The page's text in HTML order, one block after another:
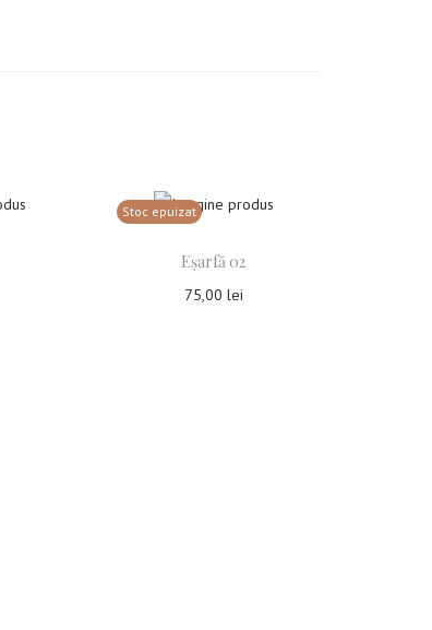
Stoc epuizat
Eșarfă 02
75,00 lei